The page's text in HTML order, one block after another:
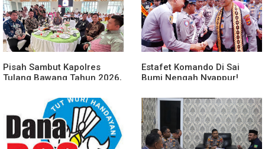
Pisah Sambut Kapolres
Tulang Bawang Tahun 2026,
Forkopimda untuk Menjaga
Stabilitas Daerah
Estafet Komando Di Sai
Bumi Nengah Nyappur!
Dan Penyerahan Tunggul
Kesatuan Polres Tulang
Bawang Berlangsung
Spektakuler